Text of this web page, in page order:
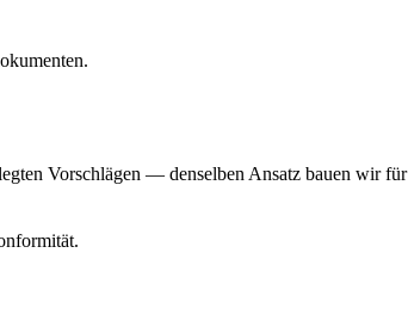
Vorschlägen — denselben Ansatz bauen wir